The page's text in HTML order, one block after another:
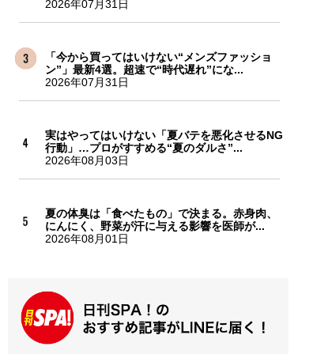
2026年07月31日
「今から買ってはいけない“メンズファッショ
ン”」最新4選。超速で“時代遅れ”にな...
2026年07月31日
実はやってはいけない「夏バテを悪化させるNG
行動」…プロがすすめる“夏のダルさ”...
2026年08月03日
夏の体臭は「食べたもの」で決まる。赤身肉、
にんにく、野菜が汗に与える影響を医師が...
2026年08月01日